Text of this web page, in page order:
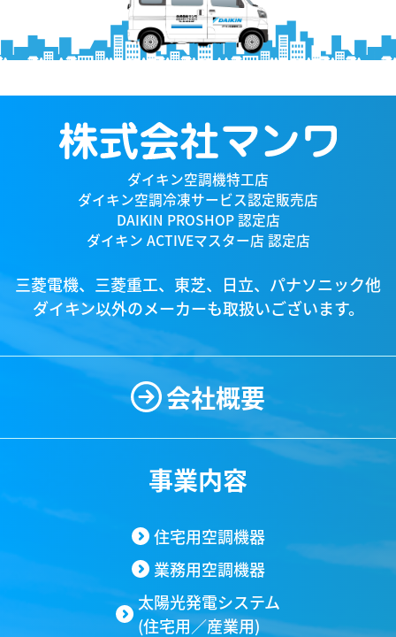
ダイキン空調機特工店
ダイキン空調冷凍サービス認定販売店
DAIKIN PROSHOP 認定店
ダイキン ACTIVEマスター店 認定店
三菱電機、三菱重工、東芝、日立、パナソニック他
ダイキン以外のメーカーも取扱いございます。
会社概要
事業内容
住宅用空調機器
業務用空調機器
太陽光発電システム
(住宅用／産業用)